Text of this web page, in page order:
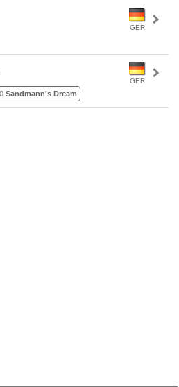
GER
GER
Sandmann's Dream